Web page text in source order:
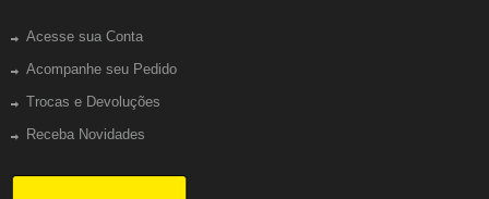
Acesse sua Conta
Acompanhe seu Pedido
Trocas e Devoluções
Receba Novidades